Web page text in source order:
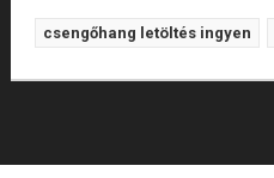
csengőhang letöltés ingyen